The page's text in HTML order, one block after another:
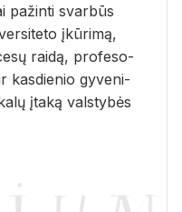
pa­žin­ti svar­būs
įkū­ri­mą,
rai­dą, pro­fe­so­
kas­die­nio gy­ve­ni­
įta­ką vals­ty­bės